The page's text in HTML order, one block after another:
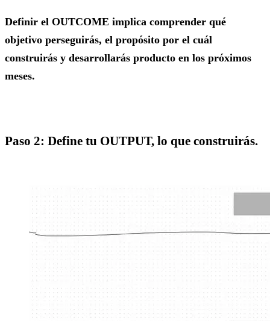
Definir el OUTCOME implica comprender qué
objetivo perseguirás, el propósito por el cuál
construirás y desarrollarás producto en los próximos
meses.
Paso 2: Define tu OUTPUT, lo que construirás.